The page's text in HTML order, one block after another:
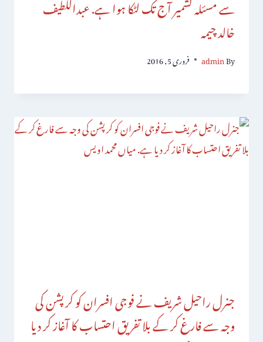
سے مسئلہ کشمیر آج تک لٹکا ہوا ہے. عبداللطیف
خالد چیمہ
By
admin فروری 5, 2016
جنرل راحیل شریف نے فوجی افسران کو کرپشن کی
وجہ سے فارغ کر کے بلا تفریق احتساب کا آغاز کر دیا